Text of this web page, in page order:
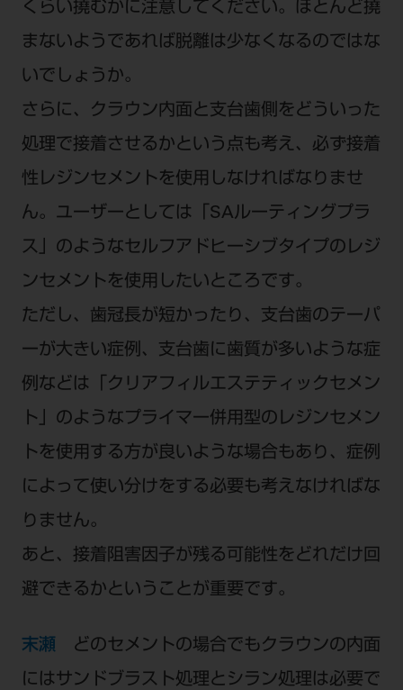
くらい撓むかに注意してください。ほとんど撓
まないようであれば脱離は少なくなるのではな
いでしょうか。
さらに、クラウン内面と支台歯側をどういった
処理で接着させるかという点も考え、必ず接着
性レジンセメントを使用しなければなりませ
ん。ユーザーとしては「SAルーティングプラ
ス」のようなセルフアドヒーシブタイプのレジ
ンセメントを使用したいところです。
ただし、歯冠長が短かったり、支台歯のテーパ
ーが大きい症例、支台歯に歯質が多いような症
例などは「クリアフィルエステティックセメン
ト」のようなプライマー併用型のレジンセメン
トを使用する方が良いような場合もあり、症例
によって使い分けをする必要も考えなければな
りません。
あと、接着阻害因子が残る可能性をどれだけ回
避できるかということが重要です。
末瀬
どのセメントの場合でもクラウンの内面
にはサンドブラスト処理とシラン処理は必要で